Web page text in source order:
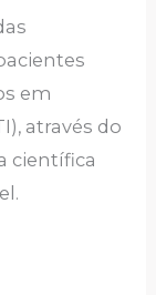
em
através do
científica